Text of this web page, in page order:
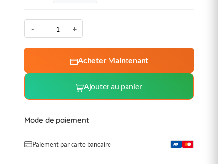
- +
Acheter Maintenant
Ajouter au panier
Mode de paiement
Paiement par carte bancaire